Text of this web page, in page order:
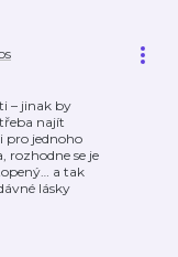
– jinak by
najít
pro jednoho
rozhodne se je
a tak
lásky